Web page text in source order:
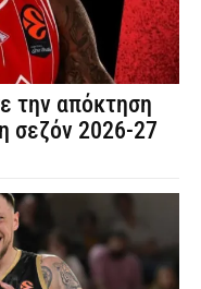
την απόκτηση
σεζόν 2026-27